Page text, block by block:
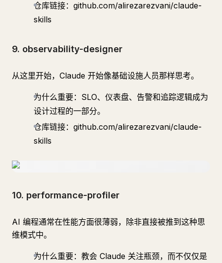
仓库链接：github.com/alirezarezvani/claude-
skills
9. observability-designer
从这里开始，Claude 开始像基础设施人员那样思考。
为什么重要：SLO、仪表盘、告警和追踪逻辑成为
设计过程的一部分。
仓库链接：github.com/alirezarezvani/claude-
skills
10. performance-profiler
AI 编程通常在性能方面很薄弱，除非直接被推到这种思
维模式中。
为什么重要：教会 Claude 关注瓶颈，而不仅仅是